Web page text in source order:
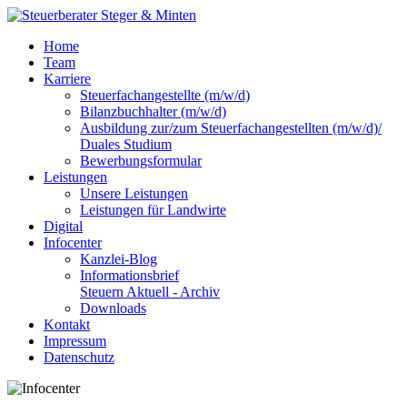
Home
Team
Karriere
Steuerfachangestellte (m/w/d)
Bilanzbuchhalter (m/w/d)
Ausbildung zur/zum Steuerfachangestellten (m/w/d)/
Duales Studium
Bewerbungsformular
Leistungen
Unsere Leistungen
Leistungen für Landwirte
Digital
Infocenter
Kanzlei-Blog
Informationsbrief
Steuern Aktuell - Archiv
Downloads
Kontakt
Impressum
Datenschutz